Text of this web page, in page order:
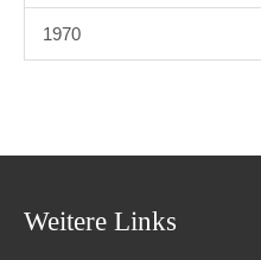
1970
Weitere Links